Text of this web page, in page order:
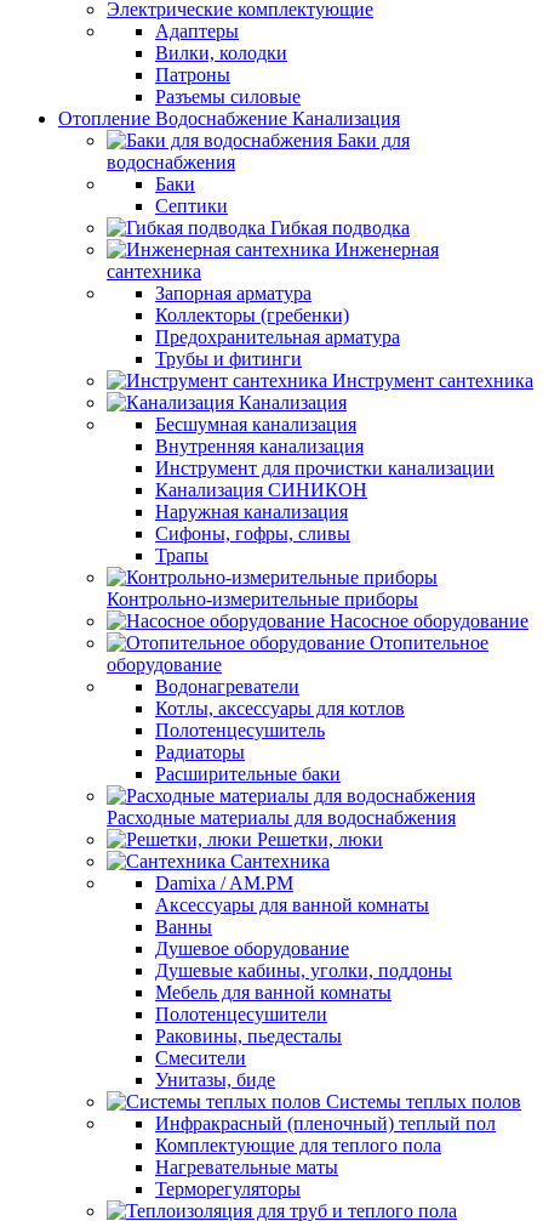
Электрические комплектующие
Адаптеры
Вилки, колодки
Патроны
Разъемы силовые
Отопление Водоснабжение Канализация
Баки для
водоснабжения
Баки
Септики
Гибкая подводка
Инженерная
сантехника
Запорная арматура
Коллекторы (гребенки)
Предохранительная арматура
Трубы и фитинги
Инструмент сантехника
Канализация
Бесшумная канализация
Внутренняя канализация
Инструмент для прочистки канализации
Канализация СИНИКОН
Наружная канализация
Сифоны, гофры, сливы
Трапы
Контрольно-измерительные приборы
Насосное оборудование
Отопительное
оборудование
Водонагреватели
Котлы, аксессуары для котлов
Полотенцесушитель
Радиаторы
Расширительные баки
Расходные материалы для водоснабжения
Решетки, люки
Сантехника
Damixa / AM.PM
Аксессуары для ванной комнаты
Ванны
Душевое оборудование
Душевые кабины, уголки, поддоны
Мебель для ванной комнаты
Полотенцесушители
Раковины, пьедесталы
Смесители
Унитазы, биде
Системы теплых полов
Инфракрасный (пленочный) теплый пол
Комплектующие для теплого пола
Нагревательные маты
Терморегуляторы